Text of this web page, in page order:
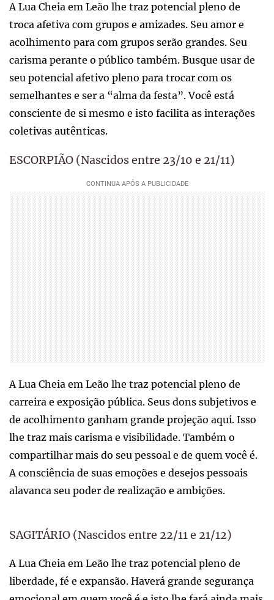
A Lua Cheia em Leão lhe traz potencial pleno de
troca afetiva com grupos e amizades. Seu amor e
acolhimento para com grupos serão grandes. Seu
carisma perante o público também. Busque usar de
seu potencial afetivo pleno para trocar com os
semelhantes e ser a “alma da festa”. Você está
consciente de si mesmo e isto facilita as interações
coletivas autênticas.
ESCORPIÃO (Nascidos entre 23/10 e 21/11)
A Lua Cheia em Leão lhe traz potencial pleno de
carreira e exposição pública. Seus dons subjetivos e
de acolhimento ganham grande projeção aqui. Isso
lhe traz mais carisma e visibilidade. Também o
compartilhar mais do seu pessoal e de quem você é.
A consciência de suas emoções e desejos pessoais
alavanca seu poder de realização e ambições.
SAGITÁRIO (Nascidos entre 22/11 e 21/12)
A Lua Cheia em Leão lhe traz potencial pleno de
liberdade, fé e expansão. Haverá grande segurança